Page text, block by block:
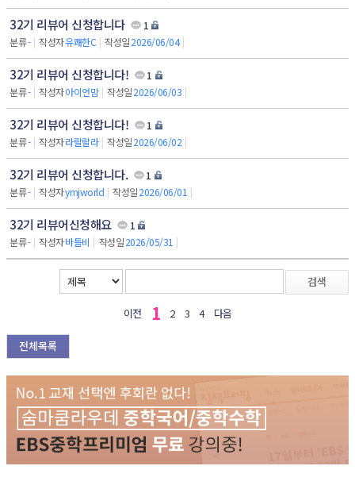
32기 리뷰어 신청합니다
1
분류- | 작성자유쾌한C | 작성일2026/06/04 |
32기 리뷰어 신청합니다!
1
분류- | 작성자아이언맘 | 작성일2026/06/03 |
32기 리뷰어 신청합니다!
1
분류- | 작성자라랄랄라 | 작성일2026/06/02 |
32기 리뷰어 신청합니다.
1
분류- | 작성자ymjworld | 작성일2026/06/01 |
32기 리뷰어신청해요
1
분류- | 작성자바틀비 | 작성일2026/05/31 |
검색
이전 1 2 3 4 다음
전체목록